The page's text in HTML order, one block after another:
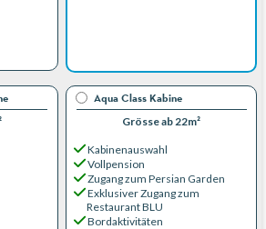
Aqua Class Kabine
Grösse ab 22m²
Kabinenauswahl
Vollpension
Zugang zum Persian Garden
Exklusiver Zugang zum
Restaurant BLU
Bordaktivitäten